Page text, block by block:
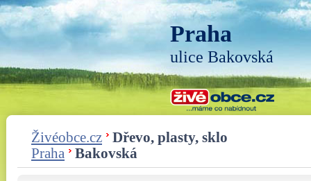
Praha
ulice Bakovská
Živéobce.cz
Dřevo, plasty, sklo
Praha
Bakovská